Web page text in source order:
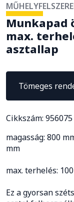
Munkapad
max.
asztallap
Tömeges
Cikkszám: 956075
magasság: 800
mm
max. terhelés:
Ez a gyorsan